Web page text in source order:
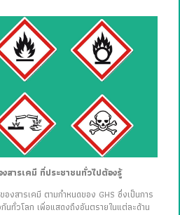
ารเคมี ที่ประชาชนทั่วไปต้องรู้
สารเคมี ตามกำหนดของ GHS ซึ่งเป็นการ
นทั่วโลก เพื่อแสดงถึงอันตรายในแต่ละด้าน